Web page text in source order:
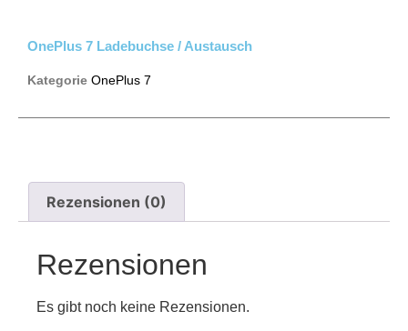
OnePlus 7 Ladebuchse / Austausch
Kategorie OnePlus 7
Rezensionen (0)
Rezensionen
Es gibt noch keine Rezensionen.